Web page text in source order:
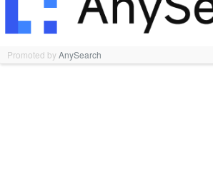
Promoted byAnySearch